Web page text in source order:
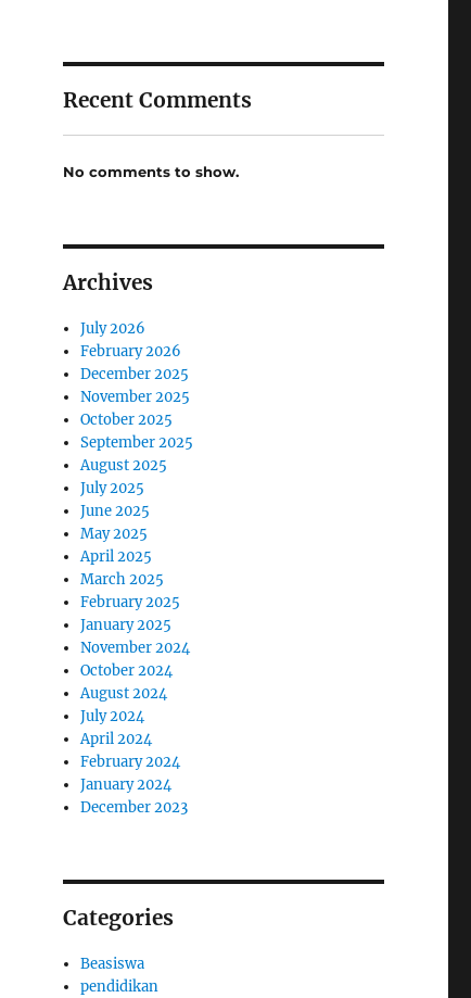
Recent Comments
No comments to show.
Archives
July 2026
February 2026
December 2025
November 2025
October 2025
September 2025
August 2025
July 2025
June 2025
May 2025
April 2025
March 2025
February 2025
January 2025
November 2024
October 2024
August 2024
July 2024
April 2024
February 2024
January 2024
December 2023
Categories
Beasiswa
pendidikan